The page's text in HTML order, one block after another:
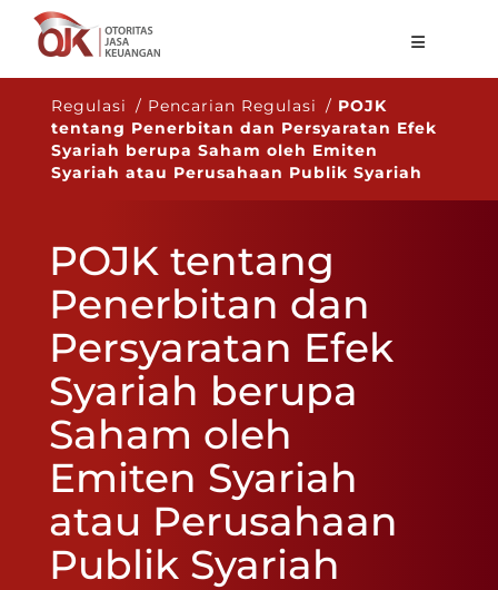
Tentang OJK
Fungsi Utama
Publikasi
Statistik
Layanan
Karir
ID
Regulasi / Pencarian Regulasi / POJK
tentang Penerbitan dan Persyaratan Efek
Syariah berupa Saham oleh Emiten
Syariah atau Perusahaan Publik Syariah
POJK tentang
Penerbitan dan
Persyaratan Efek
Syariah berupa
Saham oleh
Emiten Syariah
atau Perusahaan
Publik Syariah